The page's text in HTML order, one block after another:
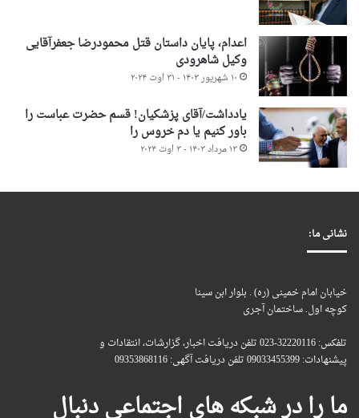
اعدام، پایان داستان قتل محمودرضا جعفرآقایی
وکیل شاهرودی
۱۰ شهریور ۱۴۰۳ - ۳۱ اوت ۲۰۲۴
یادداشت/آقای پزشکیان! قسم حضرت عباست را
باور کنیم یا دم خروس را
۱۳ مرداد ۱۴۰۳ - ۳ اوت ۲۰۲۴
نشانی ما:
خیابان امام خمینی (ره) . بلوار ابن سینا
کوچه اول. ساختمان آجری
تلفکس: 32220116-023 تلفن دریافت اخبار، گزارشات، انتقادات و
پیشنهادات: 09033455399 تلفن دریافت آگهی: 09353868116
ما را در شبکه های اجتماعی دنبال